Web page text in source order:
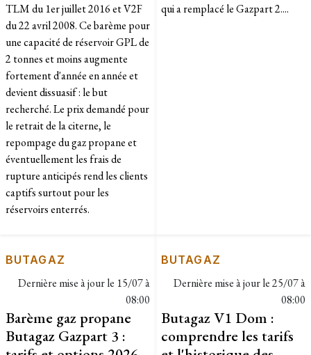
TLM du 1er juillet 2016 et V2F
du 22 avril 2008. Ce barème pour
une capacité de réservoir GPL de
2 tonnes et moins augmente
fortement d'année en année et
devient dissuasif : le but
recherché. Le prix demandé pour
le retrait de la citerne, le
repompage du gaz propane et
éventuellement les frais de
rupture anticipés rend les clients
captifs surtout pour les
réservoirs enterrés.
qui a remplacé le Gazpart 2....
BUTAGAZ
Dernière mise à jour le 15/07 à
08:00
Barème gaz propane
Butagaz Gazpart 3 :
BUTAGAZ
Dernière mise à jour le25/07 à
08:00
Butagaz V1 Dom :
comprendre les tarifs